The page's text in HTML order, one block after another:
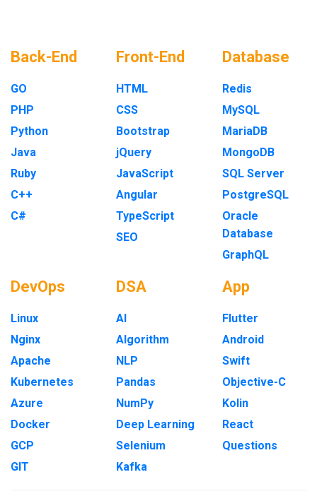
Back-End
GO
PHP
Python
Java
Ruby
C++
C#
Front-End
HTML
CSS
Bootstrap
jQuery
JavaScript
Angular
TypeScript
SEO
Database
Redis
MySQL
MariaDB
MongoDB
SQL Server
PostgreSQL
Oracle
Database
GraphQL
DevOps
Linux
Nginx
Apache
Kubernetes
Azure
Docker
GCP
GIT
DSA
AI
Algorithm
NLP
Pandas
NumPy
Deep Learning
Selenium
Kafka
App
Flutter
Android
Swift
Objective-C
Kolin
React
Questions